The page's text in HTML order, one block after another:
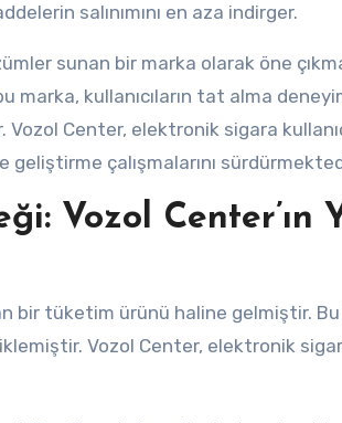
salınımını en aza indirger.
sunan bir marka olarak öne
marka, kullanıcıların tat alma
Center, elektronik sigara
çalışmalarını
Vozol Center’ın
bir tüketim ürünü haline gelmiştir.
Vozol Center, elektronik